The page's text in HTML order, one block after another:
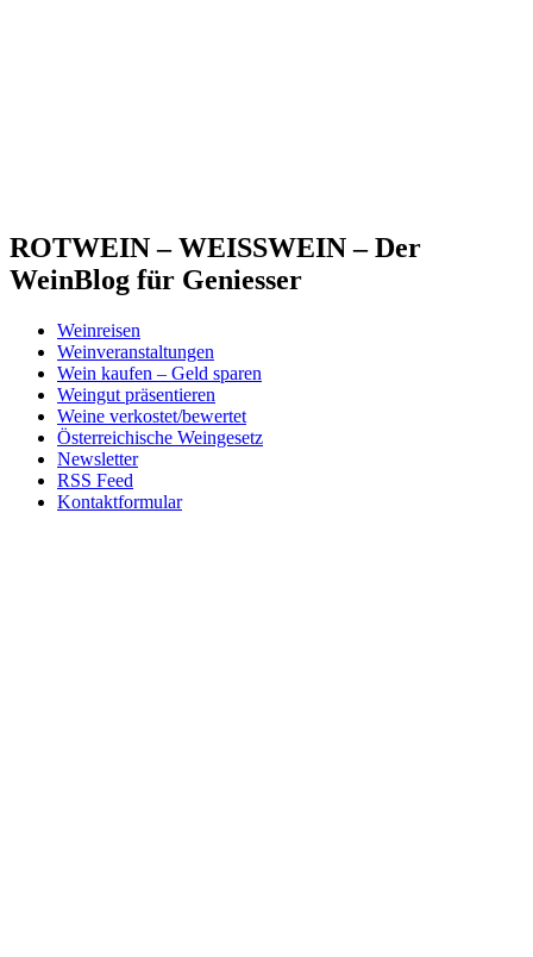
ROTWEIN – WEISSWEIN – Der
WeinBlog für Geniesser
Weinreisen
Weinveranstaltungen
Wein kaufen – Geld sparen
Weingut präsentieren
Weine verkostet/bewertet
Österreichische Weingesetz
Newsletter
RSS Feed
Kontaktformular